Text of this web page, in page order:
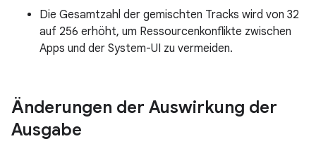
Die Gesamtzahl der gemischten Tracks wird von 32
auf 256 erhöht, um Ressourcenkonflikte zwischen
Apps und der System-UI zu vermeiden.
Änderungen der Auswirkung der
Ausgabe